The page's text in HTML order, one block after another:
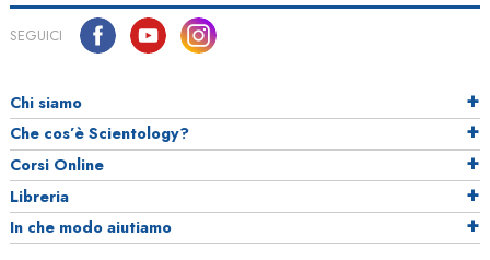
SEGUICI
Chi siamo
Che cos’è Scientology?
Corsi Online
Libreria
In che modo aiutiamo